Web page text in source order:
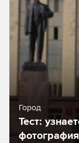
Город
Тест: